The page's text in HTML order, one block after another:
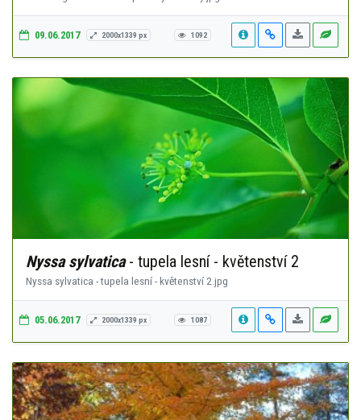
09.06.2017 2000x1339 px 1092
Nyssa sylvatica- tupela lesní - květenství 2
Nyssa sylvatica - tupela lesní - květenství 2.jpg
05.06.2017 2000x1339 px 1087